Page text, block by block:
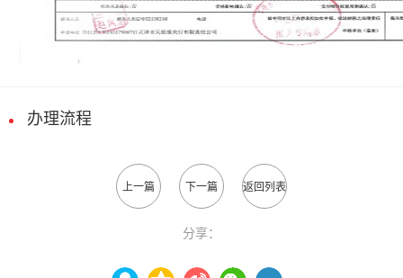
办理流程
上一篇 下一篇 返回列表
分享：